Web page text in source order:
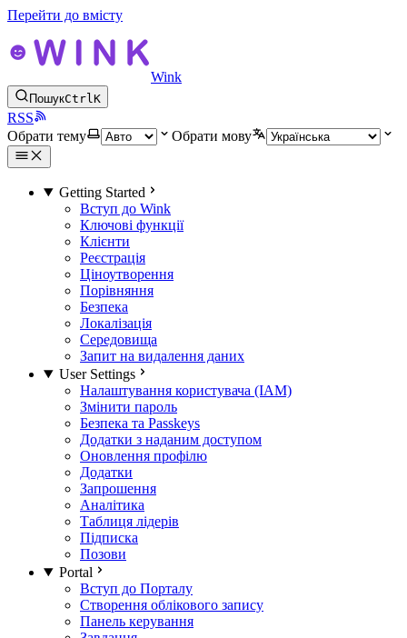
Перейти до вмісту
Wink
ПошукCtrlK
RSS
Обрати тему
Обрати мову
Getting Started
Вступ до Wink
Ключові функції
Клієнти
Реєстрація
Ціноутворення
Порівняння
Безпека
Локалізація
Середовища
Запит на видалення даних
User Settings
Налаштування користувача (IAM)
Змінити пароль
Безпека та Passkeys
Додатки з наданим доступом
Оновлення профілю
Додатки
Запрошення
Аналітика
Таблиця лідерів
Підписка
Позови
Portal
Вступ до Порталу
Створення облікового запису
Панель керування